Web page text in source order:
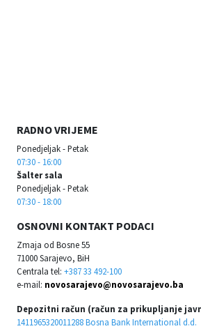
RADNO VRIJEME
Ponedjeljak - Petak
07:30 - 16:00
Šalter sala
Ponedjeljak - Petak
07:30 - 18:00
OSNOVNI KONTAKT PODACI
Zmaja od Bosne 55
71000 Sarajevo, BiH
Centrala tel: +387 33 492-100
e-mail: novosarajevo@novosarajevo.ba
Depozitni račun (račun za prikupljanje
1411965320011288 Bosna Bank International d.d.